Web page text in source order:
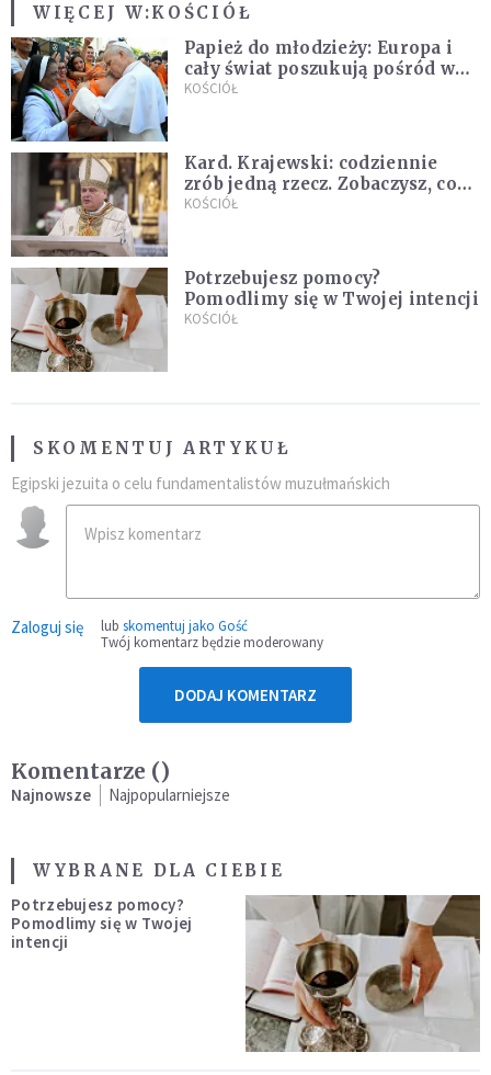
WIĘCEJ W:KOŚCIÓŁ
Papież do młodzieży: Europa i
cały świat poszukują pośród was
nowych świętych
KOŚCIÓŁ
Kard. Krajewski: codziennie
zrób jedną rzecz. Zobaczysz, co
stanie się z twoim życiem
KOŚCIÓŁ
Potrzebujesz pomocy?
Pomodlimy się w Twojej intencji
KOŚCIÓŁ
SKOMENTUJ ARTYKUŁ
Egipski jezuita o celu fundamentalistów muzułmańskich
Zaloguj się lub skomentuj jako Gość
Twój komentarz będzie moderowany
DODAJ KOMENTARZ
Komentarze ()
Najnowsze Najpopularniejsze
WYBRANE DLA CIEBIE
Potrzebujesz pomocy?
Pomodlimy się w Twojej
intencji